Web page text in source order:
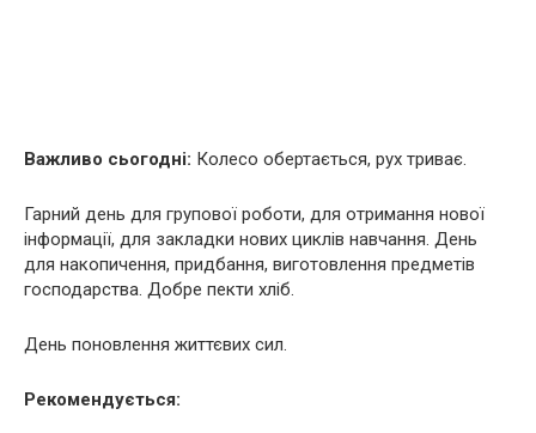
Важливо сьогодні: Колесо обертається, рух триває.
Гарний день для групової роботи, для отримання нової
інформації, для закладки нових циклів навчання. День
для накопичення, придбання, виготовлення предметів
господарства. Добре пекти хліб.
День поновлення життєвих сил.
Рекомендується: